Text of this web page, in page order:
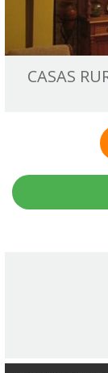
CASAS